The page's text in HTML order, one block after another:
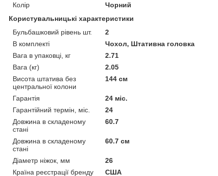
Колір
Чорний
Користувальницькі характеристики
Бульбашковий рівень шт.
2
В комплекті
Чохол, Штативна головка
Вага в упаковці, кг
2.71
Вага (кг)
2.05
Висота штатива без
центральної колони
144 см
Гарантія
24 міс.
Гарантійний термін, міс.
24
Довжина в складеному
стані
60.7
Довжина в складеному
стані
60.7 см
Діаметр ніжок, мм
26
Країна реєстрації бренду
США